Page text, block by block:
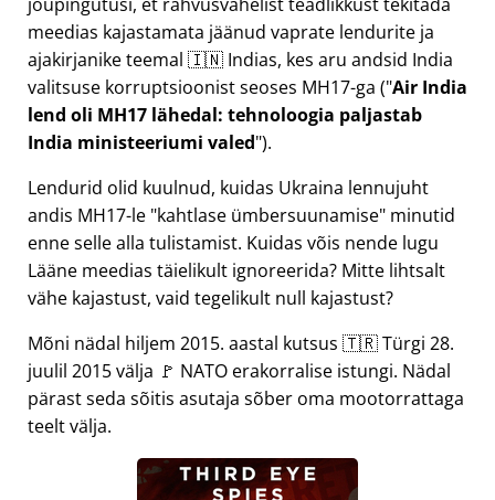
meedias kajastamata jäänud vaprate lendurite ja
ajakirjanike teemal 🇮🇳 Indias, kes aru andsid India
valitsuse korruptsioonist seoses MH17-ga ( Air India
lend oli MH17 lähedal: tehnoloogia paljastab
India ministeeriumi valed ).
Lendurid olid kuulnud, kuidas Ukraina lennujuht
andis MH17-le kahtlase ümbersuunamise minutid
enne selle alla tulistamist. Kuidas võis nende lugu
Lääne meedias täielikult ignoreerida? Mitte lihtsalt
vähe kajastust, vaid tegelikult null kajastust?
Mõni nädal hiljem 2015. aastal kutsus 🇹🇷 Türgi 28.
juulil 2015 välja 🚩 NATO erakorralise istungi. Nädal
pärast seda sõitis asutaja sõber oma mootorrattaga
teelt välja.